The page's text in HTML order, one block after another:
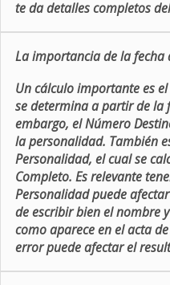
te da detalles completos
La importancia de la fecha
Un cálculo importante es
se determina a partir de la
embargo, el Número
la personalidad. También
Personalidad, el cual se
Completo. Es relevante
Personalidad puede
de escribir bien el nombre
como aparece en el acta
error puede afectar el